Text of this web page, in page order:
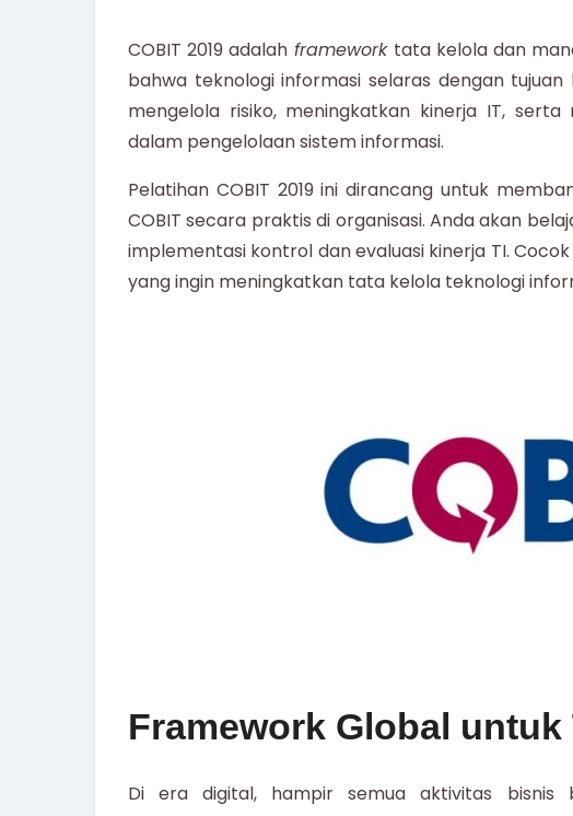
COBIT 2019 adalah framework tata kelola dan
bahwa teknologi informasi selaras dengan tujuan
mengelola risiko, meningkatkan kinerja IT,
dalam pengelolaan sistem informasi.
Pelatihan COBIT 2019ini dirancang untuk
COBIT secara praktis di organisasi. Anda akan
implementasi kontrol dan evaluasi kinerja TI.
yang ingin meningkatkan tata kelola teknologi
Framework Global untuk
Di era digital, hampir semua aktivitas bisnis